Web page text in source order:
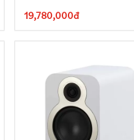
19,780,000đ